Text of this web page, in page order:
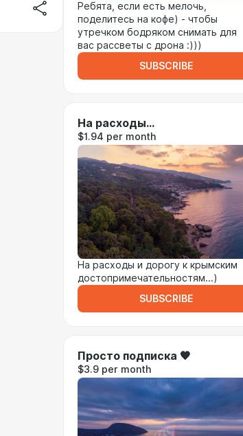
Ребята, если есть мелочь,
поделитесь на кофе) - чтобы
утречком бодряком снимать для
вас рассветы с дрона :)))
SUBSCRIBE
На расходы...
$1.94 per month
На расходы и дорогу к крымским
достопримечательностям...)
SUBSCRIBE
Просто подписка 🧡
$3.9 per month